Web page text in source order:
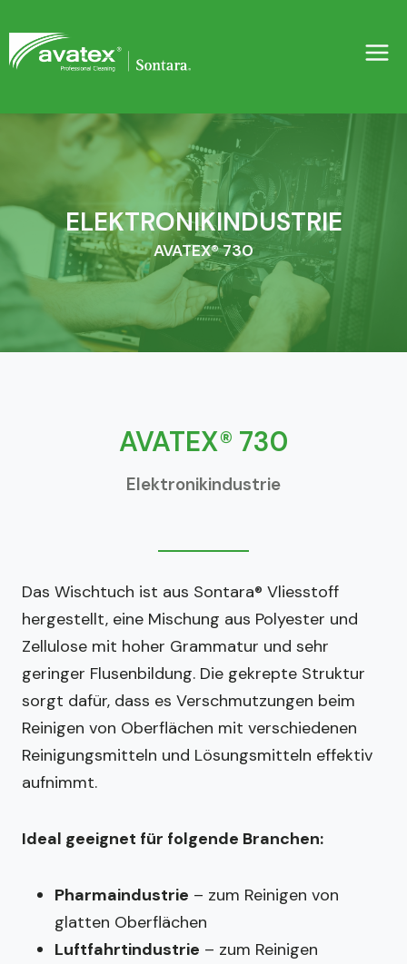
Inhalt
springen
ELEKTRONIKINDUSTRIE
AVATEX® 730
AVATEX® 730
Elektronikindustrie
Das Wischtuch ist aus Sontara® Vliesstoff
hergestellt, eine Mischung aus Polyester und
Zellulose mit hoher Grammatur und sehr
geringer Flusenbildung. Die gekrepte Struktur
sorgt dafür, dass es Verschmutzungen beim
Reinigen von Oberflächen mit verschiedenen
Reinigungsmitteln und Lösungsmitteln effektiv
aufnimmt.
Ideal geeignet für folgende Branchen:
Pharmaindustrie – zum Reinigen von
glatten Oberflächen
Luftfahrtindustrie – zum Reinigen